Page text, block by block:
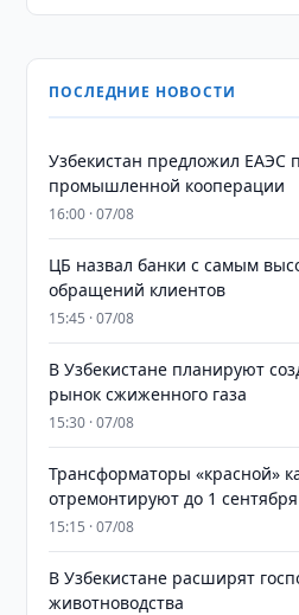
ПОСЛЕДНИЕ НОВОСТИ
Узбекистан предложил ЕАЭС
промышленной кооперации
16:00 · 07/08
ЦБ назвал банки с самым
обращений клиентов
15:45 · 07/08
В Узбекистане планируют
рынок сжиженного газа
15:30 · 07/08
Трансформаторы «красной»
отремонтируют до 1 сентября
15:15 · 07/08
В Узбекистане расширят
животноводства